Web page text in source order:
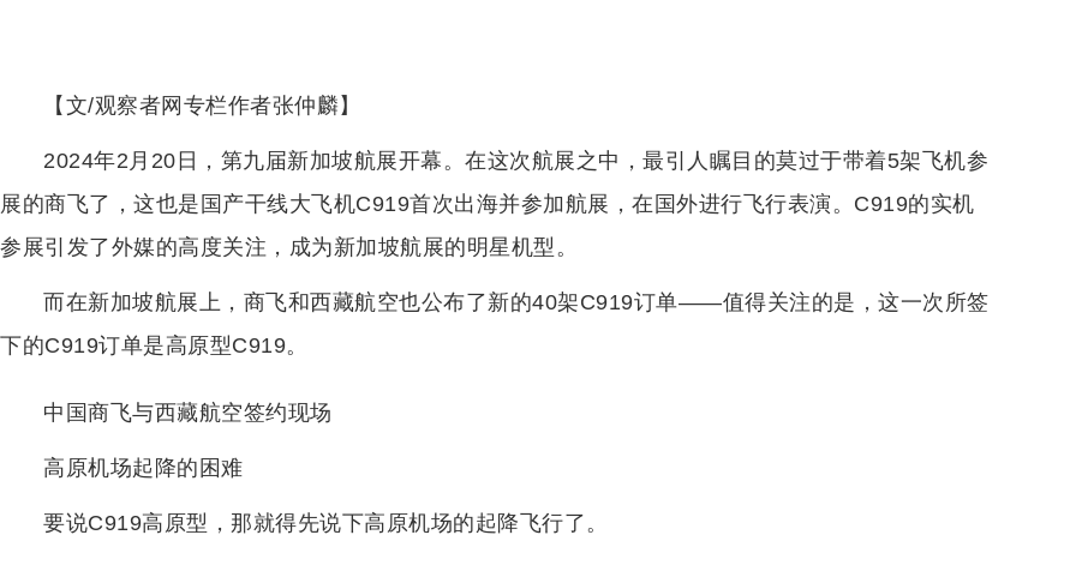
【文/观察者网专栏作者张仲麟】
2024年2月20日，第九届新加坡航展开幕。在这次航展之中，最引人瞩目的莫过于带着5架飞机参
展的商飞了，这也是国产干线大飞机C919首次出海并参加航展，在国外进行飞行表演。C919的实机
参展引发了外媒的高度关注，成为新加坡航展的明星机型。
而在新加坡航展上，商飞和西藏航空也公布了新的40架C919订单——值得关注的是，这一次所签
下的C919订单是高原型C919。
中国商飞与西藏航空签约现场
高原机场起降的困难
要说C919高原型，那就得先说下高原机场的起降飞行了。